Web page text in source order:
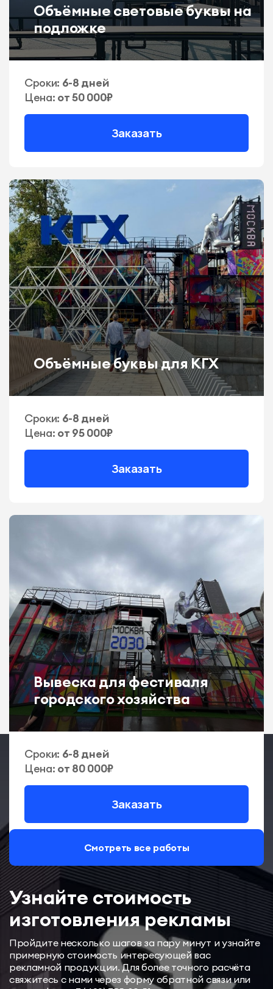
Объёмные световые буквы на
подложке
Сроки: 6-8 дней
Цена: от 50 000₽
Заказать
Объёмные буквы для КГХ
Сроки: 6-8 дней
Цена: от 95 000₽
Заказать
Вывеска для фестиваля
городского хозяйства
Сроки: 6-8 дней
Цена: от 80 000₽
Заказать
Смотреть все работы
Узнайте стоимость
изготовления рекламы
Пройдите несколько шагов за пару минут и узнайте
примерную стоимость интересующей вас
рекламной продукции. Для более точного расчёта
свяжитесь с нами через форму обратной связи или